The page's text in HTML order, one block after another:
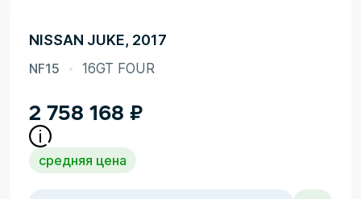
NISSAN JUKE, 2017
NF15 16GT FOUR
2 758 168 ₽
средняя цена